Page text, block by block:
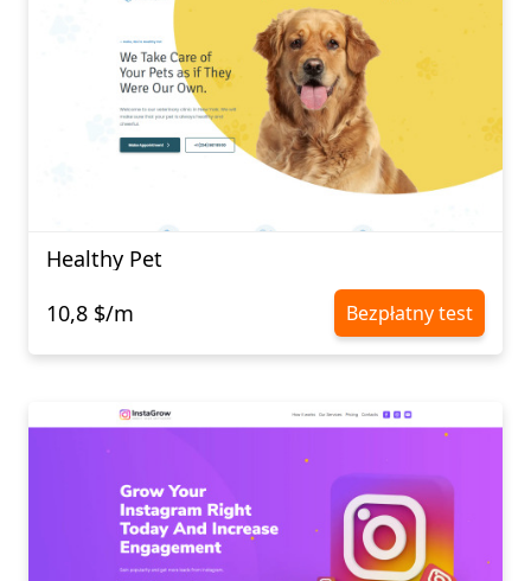
Healthy Pet
10,8 $/m
Bezpłatny test